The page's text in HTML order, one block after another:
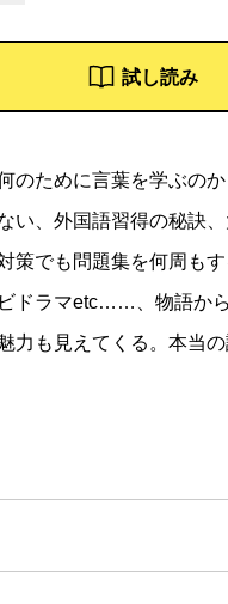
試し読み
のために言葉を学ぶの
い、外国語習得の秘訣
策でも問題集を何周も
ビドラマetc……、物語か
力も見えてくる。本当